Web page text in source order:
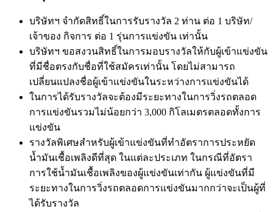
บริษัทฯ จำกัดสิทธิ์ในการรับรางวัล 2 ท่าน ต่อ 1 บริษัท/
เจ้าของ กิจการ ต่อ 1 รุ่นการแข่งขัน เท่านั้น
บริษัทฯ ขอสงวนสิทธิ์ในการมอบรางวัลให้กับผู้เข้าแข่งขัน
ที่มีชื่อตรงกับชื่อที่ใช้สมัครเท่านั้น โดยไม่สามารถ
เปลี่ยนแปลงชื่อผู้เข้าแข่งขันในระหว่างการแข่งขันได้
ในการได้รับรางวัลจะต้องมีระยะทางในการวิ่งรถตลอด
การแข่งขันรวมไม่น้อยกว่า 3,000 กิโลเมตรตลอดทั้งการ
แข่งขัน
รางวัลพิเศษสำหรับผู้เข้าแข่งขันที่ทำอัตราการประหยัด
น้ำมันเชื้อเพลิงดีที่สุด ในแต่ละประเภท ในกรณีที่อัตรา
การใช้น้ำมันเชื้อเพลิงของผู้แข่งขันเท่ากัน ผู้แข่งขันที่มี
ระยะทางในการวิ่งรถตลอดการแข่งขันมากกว่าจะเป็นผู้ที่
ได้รับรางวัล